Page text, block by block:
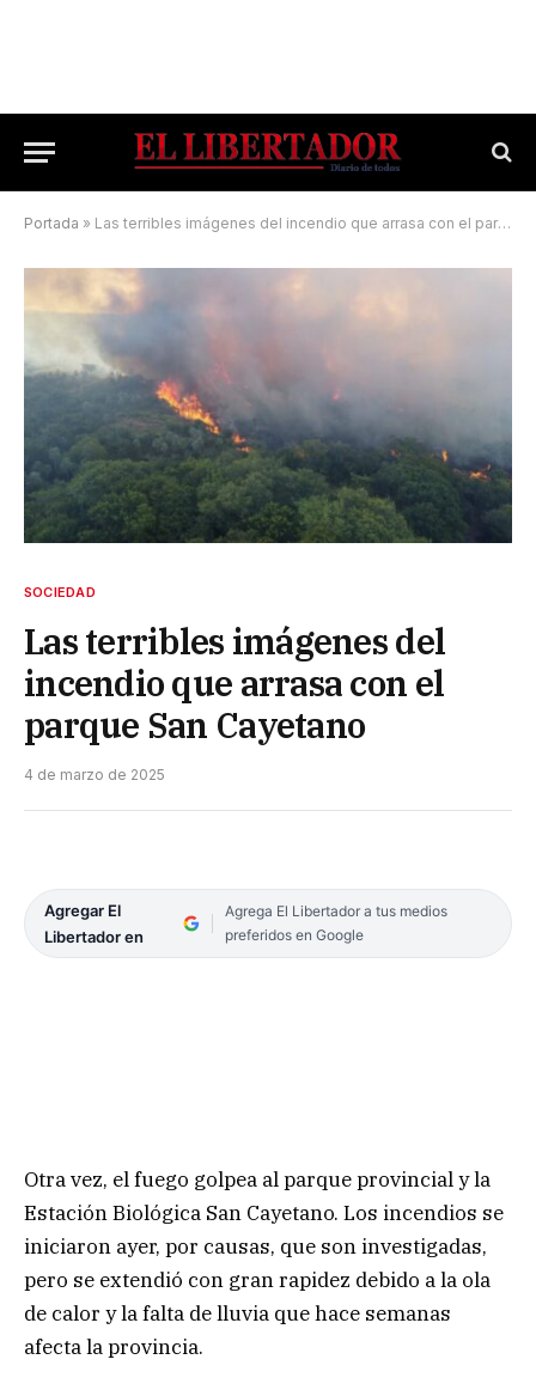
Portada » Las terribles imágenes del incendio que arrasa con el parque San Cayetano
SOCIEDAD
Las terribles imágenes del
incendio que arrasa con el
parque San Cayetano
4 de marzo de 2025
Agregar El
Libertador en
Agrega El Libertador a tus medios
preferidos en Google
Otra vez, el fuego golpea al parque provincial y la
Estación Biológica San Cayetano. Los incendios se
iniciaron ayer, por causas, que son investigadas,
pero se extendió con gran rapidez debido a la ola
de calor y la falta de lluvia que hace semanas
afecta la provincia.